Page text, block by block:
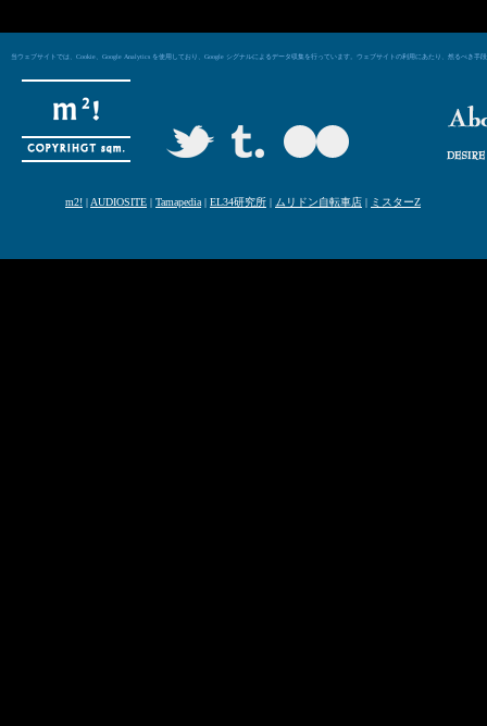
当ウェブサイトでは、Cookie、Google Analytics を使用しており、Google シグナルによるデータ収集を行っています。ウェブサイトの利用にあたり、然るべき
m2! | AUDIOSITE | Tamapedia | EL34研究所 | ムリドン自転車店 | ミスターZ